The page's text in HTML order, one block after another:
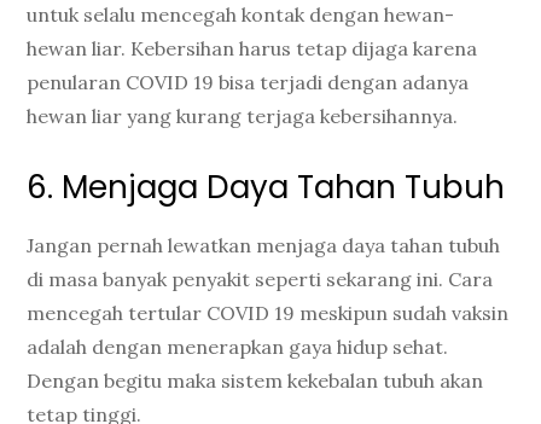
untuk selalu mencegah kontak dengan hewan-
hewan liar. Kebersihan harus tetap dijaga karena
penularan COVID 19 bisa terjadi dengan adanya
hewan liar yang kurang terjaga kebersihannya.
6. Menjaga Daya Tahan Tubuh
Jangan pernah lewatkan menjaga daya tahan tubuh
di masa banyak penyakit seperti sekarang ini. Cara
mencegah tertular COVID 19 meskipun sudah vaksin
adalah dengan menerapkan gaya hidup sehat.
Dengan begitu maka sistem kekebalan tubuh akan
tetap tinggi.